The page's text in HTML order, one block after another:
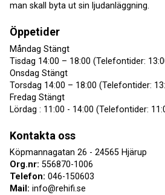
man skall byta ut sin ljudanläggning.
Öppetider
Måndag Stängt
Tisdag 14:00 – 18:00 (Telefontider:
Onsdag Stängt
Torsdag 14:00 – 18:00 (Telefontider:
Fredag Stängt
Lördag : 11:00 - 14:00 (Telefontider:
Kontakta oss
Köpmannagatan 26 - 24565 Hjärup
Org.nr: 556870-1006
Telefon: 046-150603
Mail: info@rehifi.se